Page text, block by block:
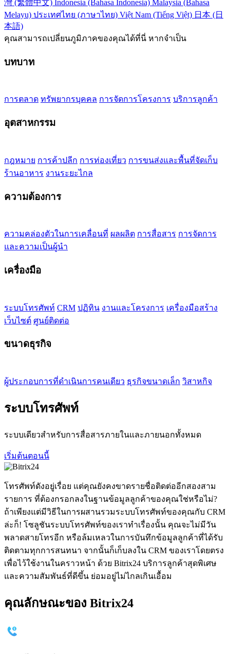
灣 (繁體中文) Indonesia (Bahasa Indonesia) Malaysia (Bahasa
Melayu) ประเทศไทย (ภาษาไทย) Việt Nam (Tiếng Việt) 日本 (日
本語)
คุณสามารถเปลี่ยนภูมิภาคของคุณได้ที่นี่ หากจำเป็น
บทบาท
การตลาด ทรัพยากรบุคคล การจัดการโครงการ บริการลูกค้า
อุตสาหกรรม
กฎหมาย การค้าปลีก การท่องเที่ยว การขนส่งและพื้นที่จัดเก็บ
ร้านอาหาร งานระยะไกล
ความต้องการ
ความคล่องตัวในการเคลื่อนที่ ผลผลิต การสื่อสาร การจัดการ
และความเป็นผู้นำ
เครื่องมือ
ระบบโทรศัพท์ CRM ปฏิทิน งานและโครงการ เครื่องมือสร้าง
เว็บไซต์ ศูนย์ติดต่อ
ขนาดธุรกิจ
ผู้ประกอบการที่ดำเนินการคนเดียว ธุรกิจขนาดเล็ก วิสาหกิจ
ระบบโทรศัพท์
ระบบเดียวสำหรับการสื่อสารภายในและภายนอกทั้งหมด
เริ่มต้นตอนนี้
โทรศัพท์ดังอยู่เรื่อย แต่คุณยังคงขาดรายชื่อติดต่ออีกสองสาม
รายการ ที่ต้องกรอกลงในฐานข้อมูลลูกค้าของคุณใช่หรือไม่?
ถ้าเพียงแต่มีวิธีในการผสานรวมระบบโทรศัพท์ของคุณกับ CRM
ล่ะก็! โซลูชันระบบโทรศัพท์ของเราทำเรื่องนั้น คุณจะไม่มีวัน
พลาดสายโทรอีก หรือล้มเหลวในการบันทึกข้อมูลลูกค้าที่ได้รับ
ติดตามทุกการสนทนา จากนั้นก็เก็บลงใน CRM ของเราโดยตรง
เพื่อไว้ใช้งานในคราวหน้า ด้วย Bitrix24 บริการลูกค้าสุดพิเศษ
และความสัมพันธ์ที่ดีขึ้น ย่อมอยู่ไม่ไกลเกินเอื้อม
คุณลักษณะของ Bitrix24